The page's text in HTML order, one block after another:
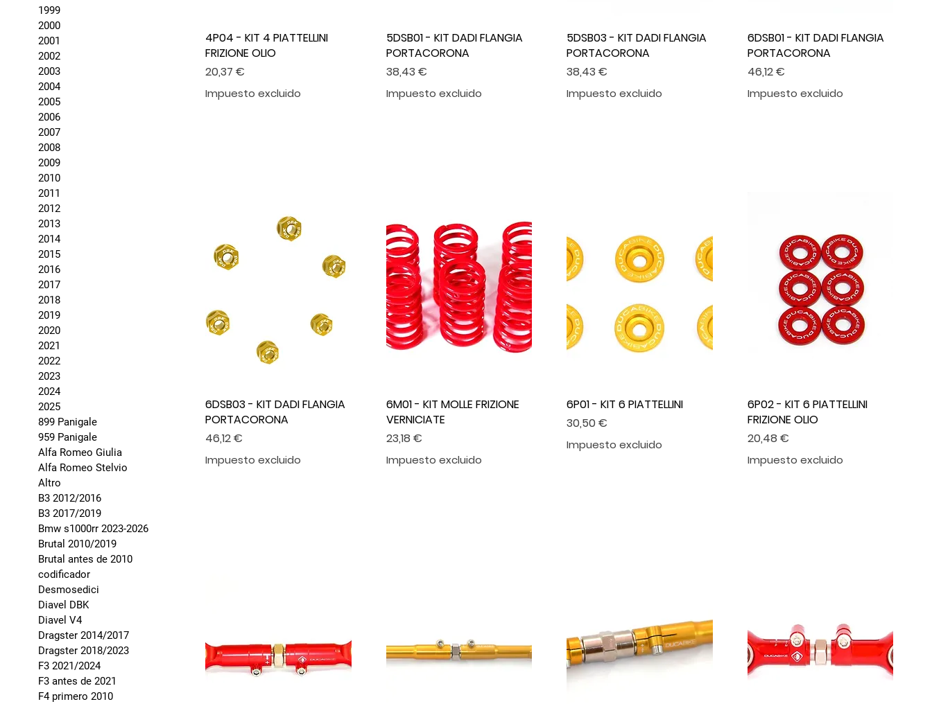
1999
2000
2001
2002
2003
2004
2005
2006
2007
2008
2009
2010
2011
2012
2013
2014
2015
2016
2017
2018
2019
2020
2021
2022
2023
2024
2025
899 Panigale
959 Panigale
Alfa Romeo Giulia
Alfa Romeo Stelvio
Altro
B3 2012/2016
B3 2017/2019
Bmw s1000rr 2023-2026
Brutal 2010/2019
Brutal antes de 2010
codificador
Desmosedici
Diavel DBK
Diavel V4
Dragster 2014/2017
Dragster 2018/2023
F3 2021/2024
F3 antes de 2021
F4 primero 2010
4P04 - KIT 4 PIATTELLINI
FRIZIONE OLIO
Precio
20,37 €
Impuesto excluido
5DSB01 - KIT DADI FLANGIA
PORTACORONA
Precio
38,43 €
Impuesto excluido
5DSB03 - KIT DADI FLANGIA
PORTACORONA
Precio
38,43 €
Impuesto excluido
6DSB01 - KIT DADI FLANGIA
PORTACORONA
Precio
46,12 €
Impuesto excluido
6DSB03 - KIT DADI FLANGIA
PORTACORONA
Precio
46,12 €
Impuesto excluido
6M01 - KIT MOLLE FRIZIONE
VERNICIATE
Precio
23,18 €
Impuesto excluido
6P01 - KIT 6 PIATTELLINI
Precio
30,50 €
Impuesto excluido
6P02 - KIT 6 PIATTELLINI
FRIZIONE OLIO
Precio
20,48 €
Impuesto excluido